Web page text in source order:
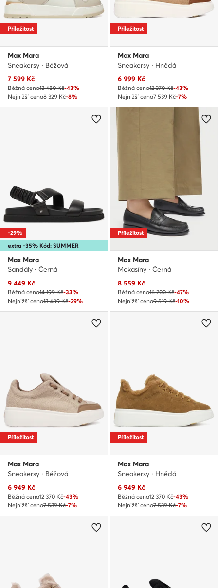
Příležitost
Max Mara
Sneakersy · Béžová
Aktuální cena
7 599 Kč
Běžná cena13 480 Kč-43%
Nejnižší cena8 329 Kč-8%
Příležitost
Max Mara
Sneakersy · Hnědá
Aktuální cena
6 999 Kč
Běžná cena12 370 Kč-43%
Nejnižší cena7 539 Kč-7%
extra -35% Kód: SUMMER
-29%
Max Mara
Sandály · Černá
Aktuální cena
9 449 Kč
Běžná cena14 199 Kč-33%
Nejnižší cena13 489 Kč-29%
Příležitost
Max Mara
Mokasíny · Černá
Aktuální cena
8 559 Kč
Běžná cena16 200 Kč-47%
Nejnižší cena9 519 Kč-10%
Příležitost
Max Mara
Sneakersy · Béžová
Aktuální cena
6 949 Kč
Běžná cena12 370 Kč-43%
Nejnižší cena7 539 Kč-7%
Příležitost
Max Mara
Sneakersy · Hnědá
Aktuální cena
6 949 Kč
Běžná cena12 370 Kč-43%
Nejnižší cena7 539 Kč-7%